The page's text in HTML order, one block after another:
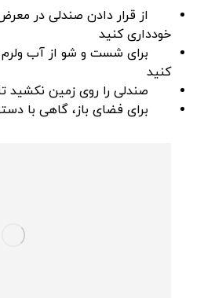
از قرار دادن صندلی در
خودداری کنید
برای شست ‌و شو از آب ولرم
کنید
صندلی را روی زمین نکشید
برای فضای باز، گاهی با